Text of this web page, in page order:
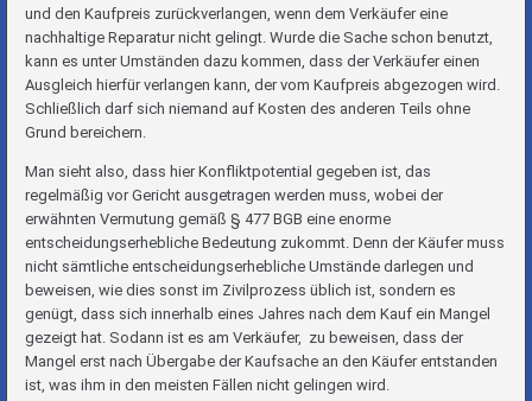
und den Kaufpreis zurückverlangen, wenn dem Verkäufer eine
nachhaltige Reparatur nicht gelingt. Wurde die Sache schon benutzt,
kann es unter Umständen dazu kommen, dass der Verkäufer einen
Ausgleich hierfür verlangen kann, der vom Kaufpreis abgezogen wird.
Schließlich darf sich niemand auf Kosten des anderen Teils ohne
Grund bereichern.
Man sieht also, dass hier Konfliktpotential gegeben ist, das
regelmäßig vor Gericht ausgetragen werden muss, wobei der
erwähnten Vermutung gemäß § 477 BGB eine enorme
entscheidungserhebliche Bedeutung zukommt. Denn der Käufer muss
nicht sämtliche entscheidungserhebliche Umstände darlegen und
beweisen, wie dies sonst im Zivilprozess üblich ist, sondern es
genügt, dass sich innerhalb eines Jahres nach dem Kauf ein Mangel
gezeigt hat. Sodann ist es am Verkäufer, zu beweisen, dass der
Mangel erst nach Übergabe der Kaufsache an den Käufer entstanden
ist, was ihm in den meisten Fällen nicht gelingen wird.